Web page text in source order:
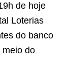
de hoje
Loterias
do banco
meio do